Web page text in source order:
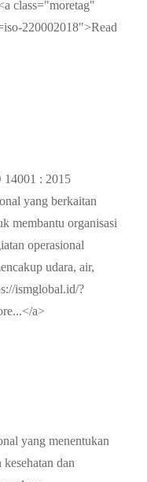
class="moretag"
220002018">Read
14001 : 2015
yang berkaitan
membantu organisasi
operasional
udara, air,
ismglobal.id/?
a>
yang menentukan
dan